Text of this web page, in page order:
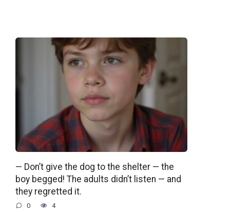
— Don’t give the dog to the shelter — the
boy begged! The adults didn’t listen — and
they regretted it.
0 4